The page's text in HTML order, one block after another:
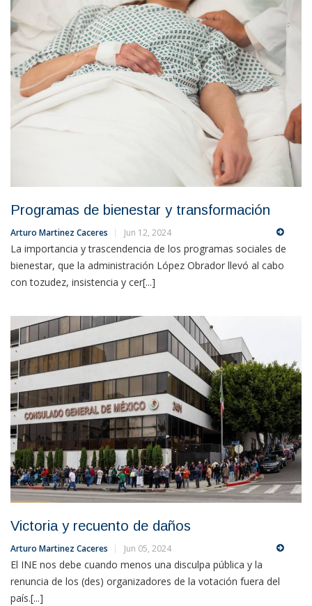
Programas de bienestar y transformación
Arturo Martinez Caceres Jun 12, 2024
La importancia y trascendencia de los programas sociales de
bienestar, que la administración López Obrador llevó al cabo
con tozudez, insistencia y cer[...]
Victoria y recuento de daños
Arturo Martinez Caceres Jun 05, 2024
El INE nos debe cuando menos una disculpa pública y la
renuncia de los (des) organizadores de la votación fuera del
país.[...]